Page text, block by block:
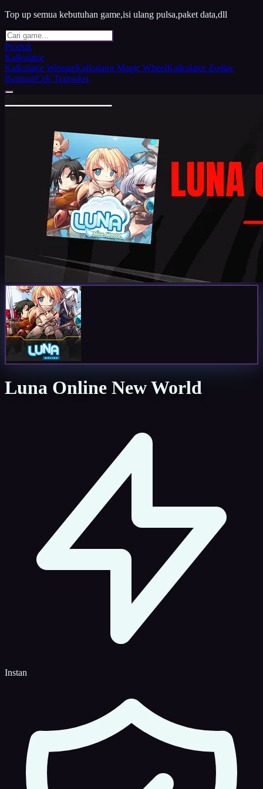
Top up semua kebutuhan game,isi ulang pulsa,paket data,dll
Produk
Kalkulator
Kalkulator WinrateKalkulator Magic WheelKalkulator Zodiac
BantuanCek Transaksi
Luna Online New World
Instan